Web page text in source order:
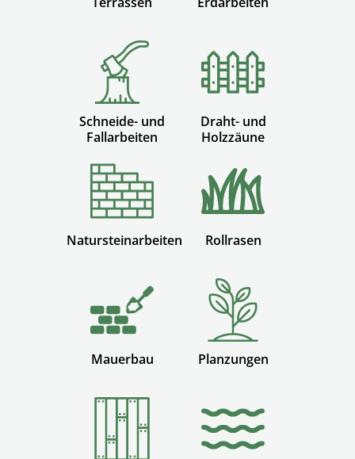
Schneide- und
Fallarbeiten
Draht- und
Holzzäune
Natursteinarbeiten Rollrasen
Mauerbau Planzungen